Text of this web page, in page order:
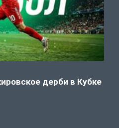
дерби в Кубке